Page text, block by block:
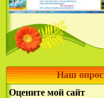
Наш опрос
Оцените мой сайт